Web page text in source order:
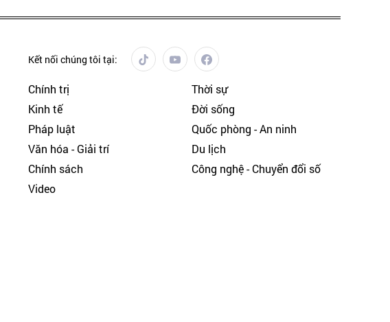
Kết nối chúng tôi tại:
Chính trị
Thời sự
Kinh tế
Đời sống
Pháp luật
Quốc phòng - An ninh
Văn hóa - Giải trí
Du lịch
Chính sách
Công nghệ - Chuyển đổi số
Video